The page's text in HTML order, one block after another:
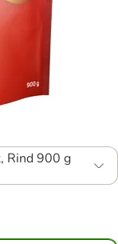
Rind 900 g